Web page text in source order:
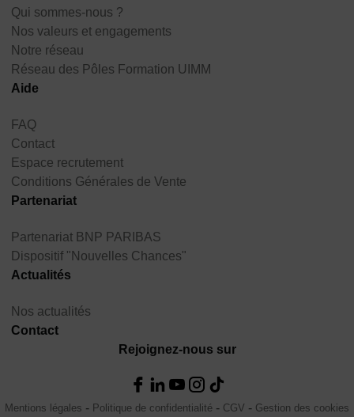
Qui sommes-nous ?
Nos valeurs et engagements
Notre réseau
Réseau des Pôles Formation UIMM
Aide
FAQ
Contact
Espace recrutement
Conditions Générales de Vente
Partenariat
Partenariat BNP PARIBAS
Dispositif "Nouvelles Chances"
Actualités
Nos actualités
Contact
Rejoignez-nous sur
Mentions légales Politique de confidentialité CGV Gestion des cookies